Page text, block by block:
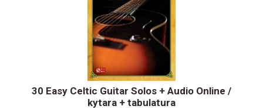
30 Easy Celtic Guitar Solos + Audio Online /
kytara + tabulatura